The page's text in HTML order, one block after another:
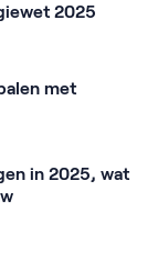
2025
met
in 2025, wat